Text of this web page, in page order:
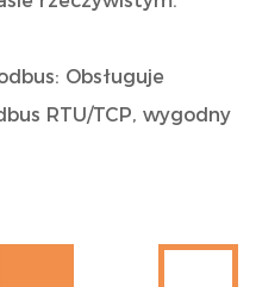
Obsługuje
RTU/TCP, wygodny
Wbudowany moduł